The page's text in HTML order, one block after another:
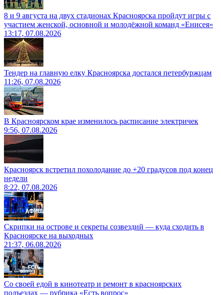
8 и 9 августа на двух стадионах Красноярска пройдут игры с
участием женской, основной и молодёжной команд «Енисея»
13:17, 07.08.2026
Тендер на главную елку Красноярска достался петербуржцам
11:26, 07.08.2026
В Красноярском крае изменилось расписание электричек
9:56, 07.08.2026
Красноярск встретил похолодание до +20 градусов под конец
недели
8:22, 07.08.2026
Скрипки на острове и секреты созвездий — куда сходить в
Красноярске на выходных
21:37, 06.08.2026
Со своей едой в кинотеатр и ремонт в красноярских
подъездах — рубрика «Есть вопрос»